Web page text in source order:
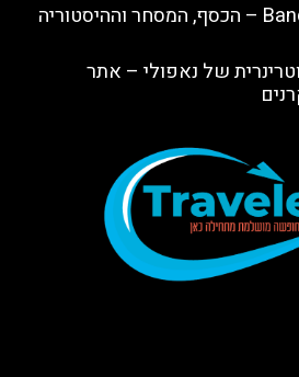
מוזיאון Banco di Napoli – הכסף, המסחר וההיסטוריה
של נאפולי – אתר